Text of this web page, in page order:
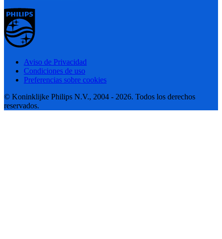
Aviso de Privacidad
Condiciones de uso
Preferencias sobre cookies
© Koninklijke Philips N.V., 2004 - 2026. Todos los derechos
reservados.